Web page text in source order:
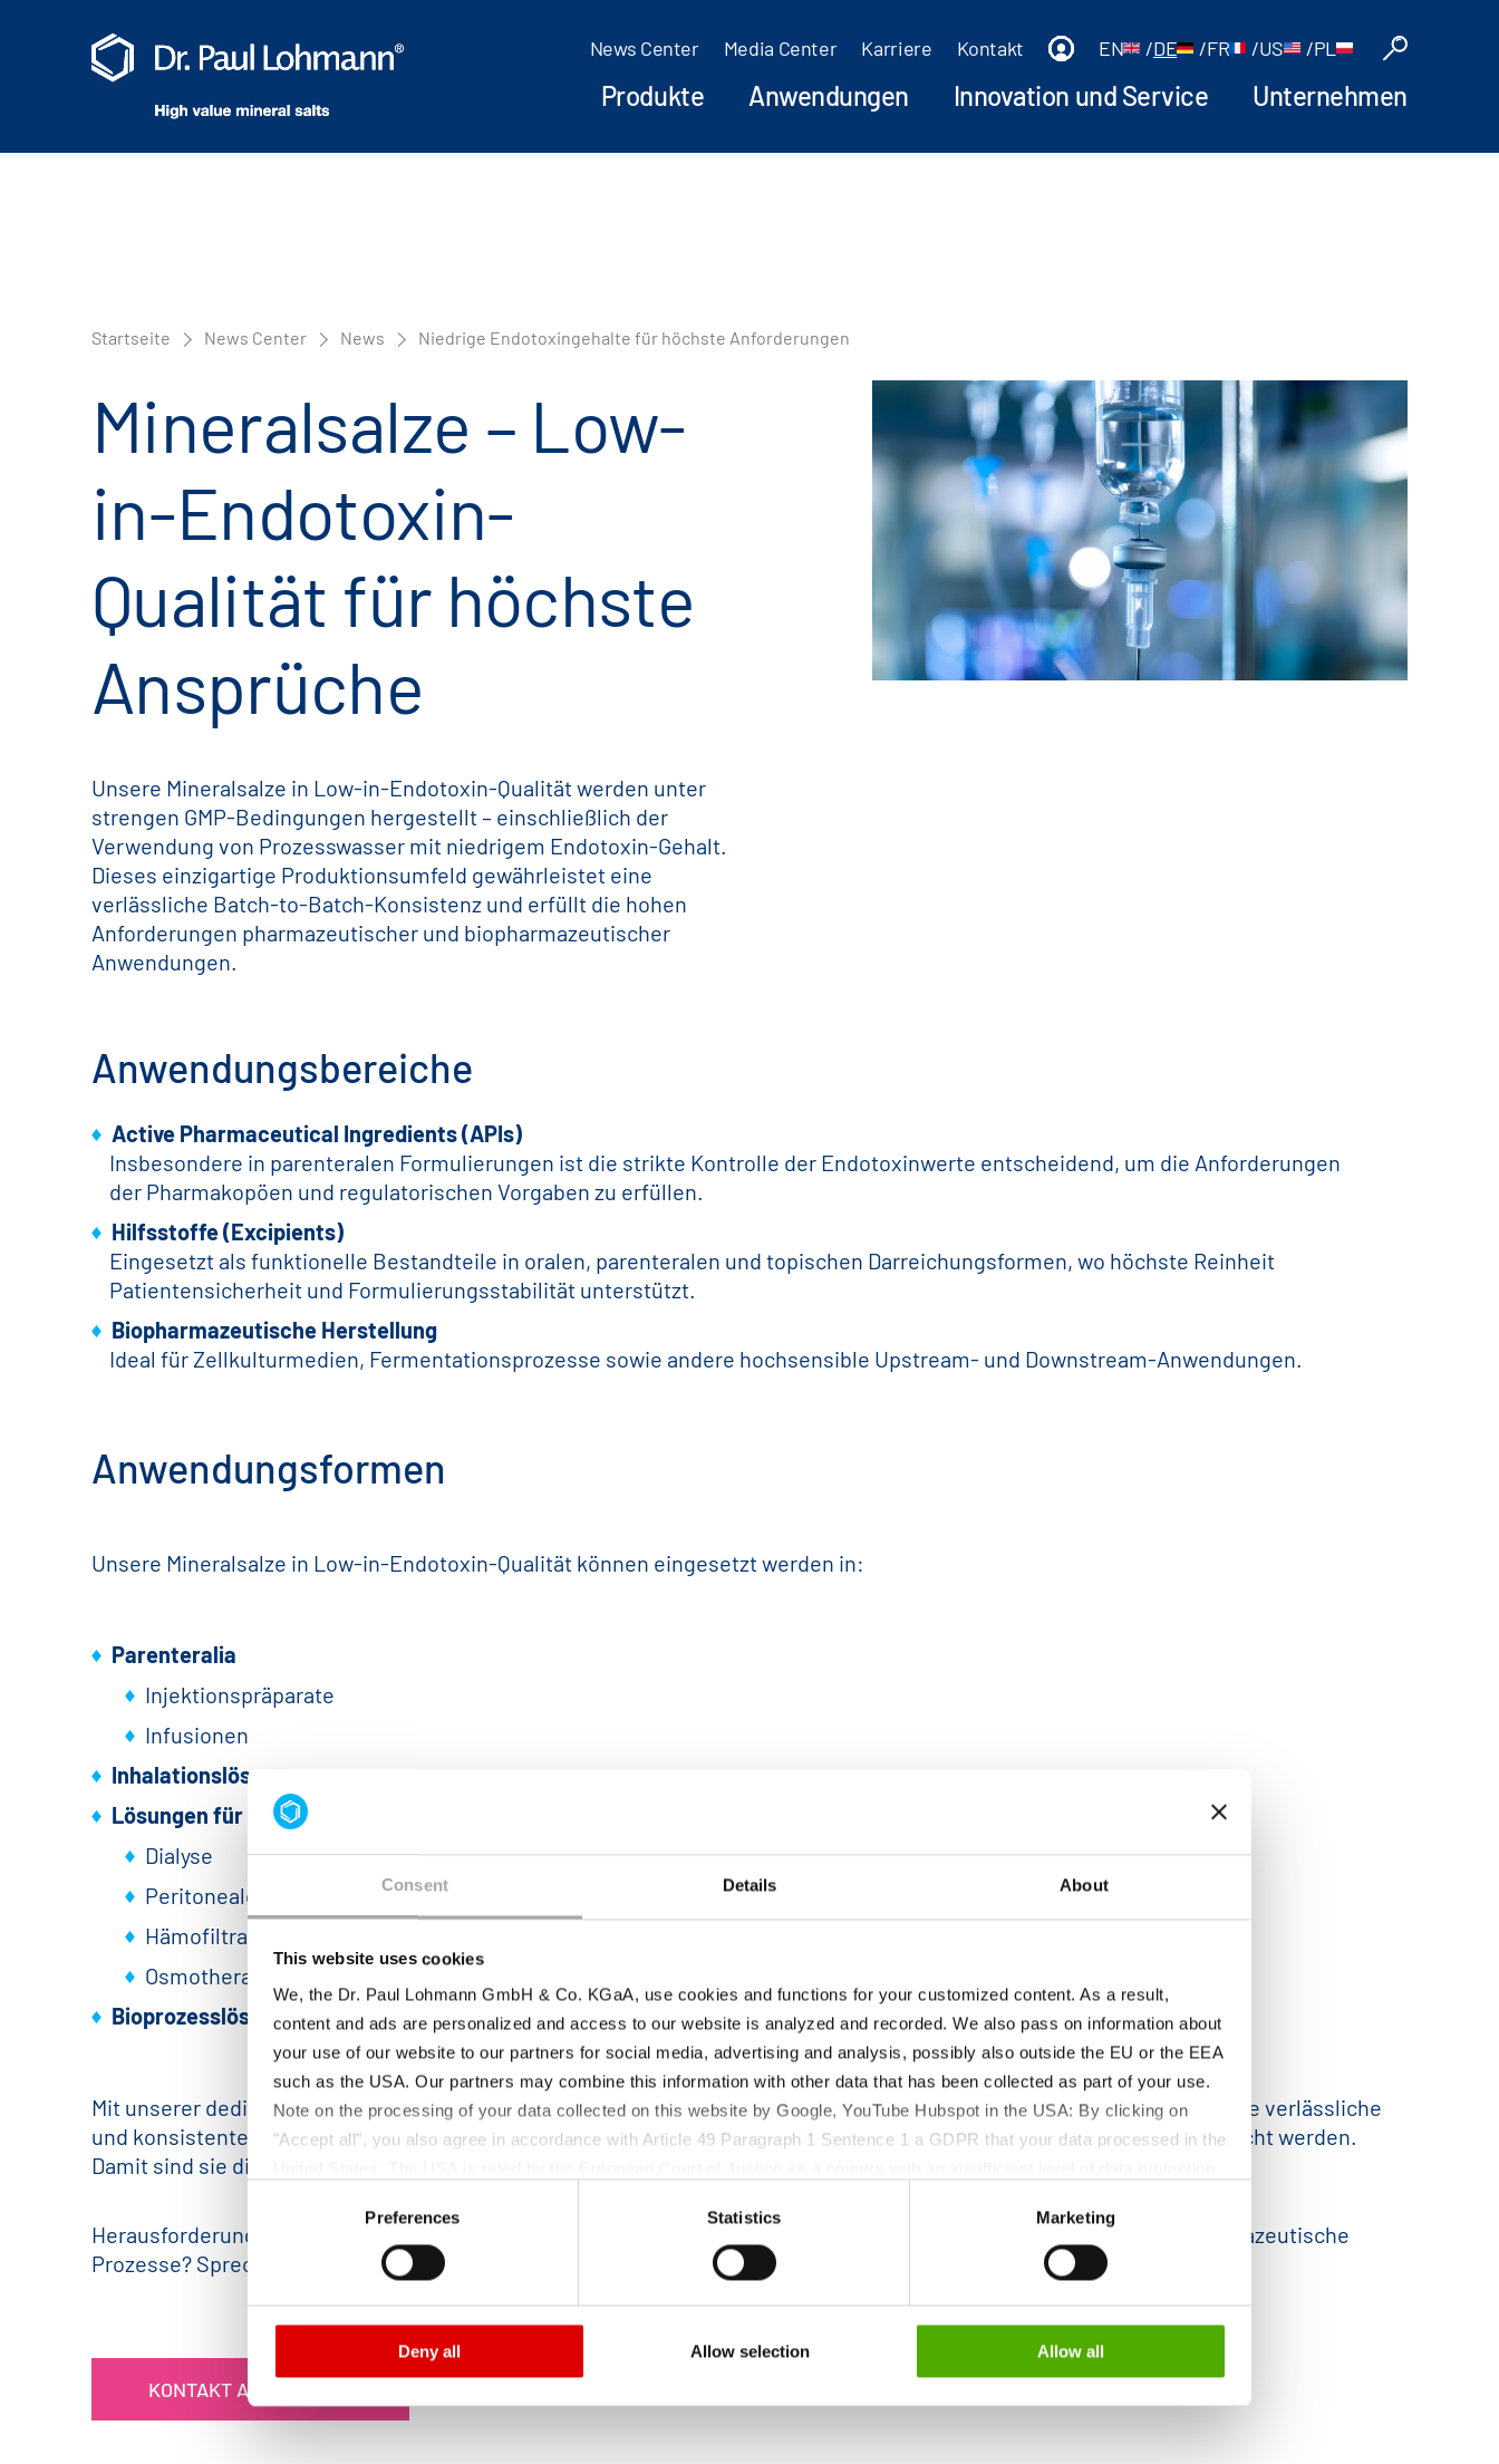
Consent Details About
This website uses cookies
We, the Dr. Paul Lohmann GmbH & Co. KGaA, use cookies and functions for your customized content. As a result,
content and ads are personalized and access to our website is analyzed and recorded. We also pass on information about
your use of our website to our partners for social media, advertising and analysis, possibly also outside the EU or the EEA
such as the USA. Our partners may combine this information with other data that has been collected as part of your use.
Note on the processing of your data collected on this website by Google, YouTube Hubspot in the USA: By clicking on
"Accept all", you also agree in accordance with Article 49 Paragraph 1 Sentence 1 a GDPR that your data processed in the
monitoring purposes, possibly without the possibility of legal remedies. You can find more information about the cookies
and functions we use in the data protection declaration and the detailed information/consent.
Privacy
Preferences Statistics Marketing
Deny all Allow selection Allow all
News Center Media Center Karriere Kontakt EN /DE /FR /US /PL
Produkte Anwendungen Innovation und Service Unternehmen
Startseite News Center News Niedrige Endotoxingehalte für höchste Anforderungen
Mineralsalze – Low-
in-Endotoxin-
Qualität für höchste
Ansprüche
Unsere Mineralsalze in Low-in-Endotoxin-Qualität werden unter
strengen GMP-Bedingungen hergestellt – einschließlich der
Verwendung von Prozesswasser mit niedrigem Endotoxin-Gehalt.
Dieses einzigartige Produktionsumfeld gewährleistet eine
verlässliche Batch-to-Batch-Konsistenz und erfüllt die hohen
Anforderungen pharmazeutischer und biopharmazeutischer
Anwendungen.
Anwendungsbereiche
Active Pharmaceutical Ingredients (APIs)
Insbesondere in parenteralen Formulierungen ist die strikte Kontrolle der Endotoxinwerte entscheidend, um die Anforderungen
der Pharmakopöen und regulatorischen Vorgaben zu erfüllen.
Hilfsstoffe (Excipients)
Eingesetzt als funktionelle Bestandteile in oralen, parenteralen und topischen Darreichungsformen, wo höchste Reinheit
Patientensicherheit und Formulierungsstabilität unterstützt.
Biopharmazeutische Herstellung
Ideal für Zellkulturmedien, Fermentationsprozesse sowie andere hochsensible Upstream- und Downstream-Anwendungen.
Anwendungsformen
Unsere Mineralsalze in Low-in-Endotoxin-Qualität können eingesetzt werden in:
Parenteralia
Injektionspräparate
Infusionen
Inhalationslösungen
Lösungen für
Dialyse
Peritonealdialyse
Hämofiltration
Osmotherapie
Bioprozesslösungen(z. B. Puffer, Medien und Prozesshilfsstoffe)
Mit unserer dedizierten Produktionsanlage, kontinuierlicher Überwachung und validierten Prozessen garantieren wir eine verlässliche
und konsistente Versorgung mit Mineralsalzen, die höchsten Ansprüchen an Reinheit, Sicherheit und Performance gerecht werden.
Damit sind sie die erste Wahl für pharmazeutische Formulierungen ebenso wie für die biopharmazeutische Produktion.
Herausforderungen bei der Auswahl der passenden Low-in-Endotoxin-Mineralsalze als API, Hilfsstoff oder für biopharmazeutische
Prozesse? Sprechen Sie uns an!
KONTAKT AUFNEHMEN